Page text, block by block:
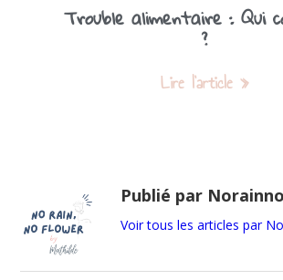
Trouble alimentaire : Qui
?
Lire l'article »
Publié par
Voir tous les articles par